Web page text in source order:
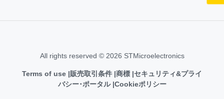
All rights reserved © 2026 STMicroelectronics
Terms of use 販売取引条件 商標 セキュリティ&プライ
バシー･ポータル Cookieポリシー